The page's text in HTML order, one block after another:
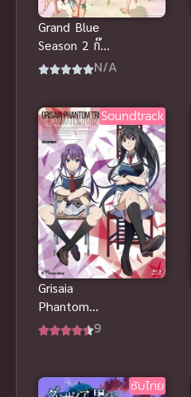
Grand Blue
Season 2 ก๊
วนป่วนชวนบุ๋
N/A
Soundtrack
Grisaia
Phantom
Trigger The
9
ซับไทย